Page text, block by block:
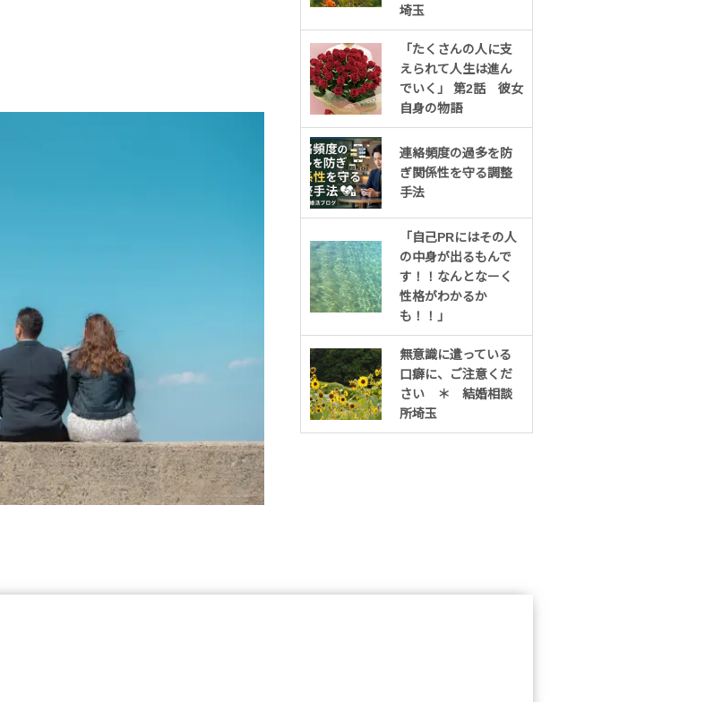
埼玉
「たくさんの人に支
えられて人生は進ん
でいく」 第2話 彼女
自身の物語
連絡頻度の過多を防
ぎ関係性を守る調整
手法
「自己PRにはその人
の中身が出るもんで
す！！なんとなーく
性格がわかるか
も！！」
無意識に遣っている
口癖に、ご注意くだ
さい ＊ 結婚相談
所埼玉